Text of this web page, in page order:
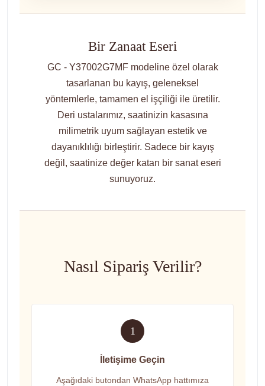
Bir Zanaat Eseri
GC - Y37002G7MF modeline özel olarak
tasarlanan bu kayış, geleneksel
yöntemlerle, tamamen el işçiliği ile üretilir.
Deri ustalarımız, saatinizin kasasına
milimetrik uyum sağlayan estetik ve
dayanıklılığı birleştirir. Sadece bir kayış
değil, saatinize değer katan bir sanat eseri
sunuyoruz.
Nasıl Sipariş Verilir?
1
İletişime Geçin
Aşağıdaki butondan WhatsApp hattımıza